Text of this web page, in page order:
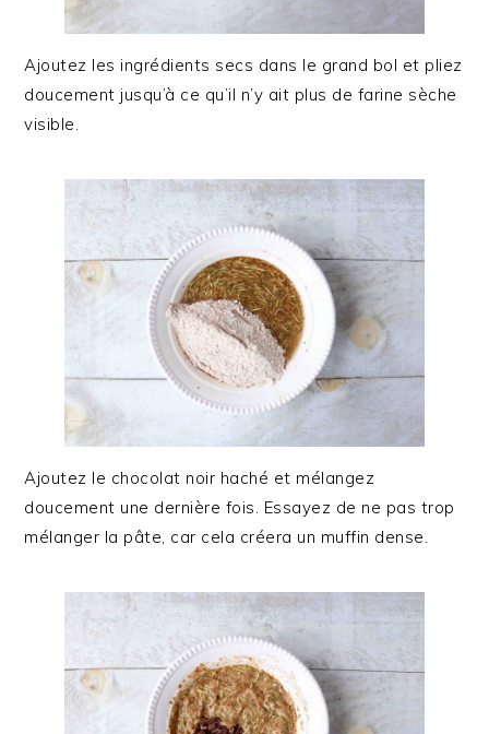
Ajoutez les ingrédients secs dans le grand bol et pliez
doucement jusqu’à ce qu’il n’y ait plus de farine sèche
visible.
Ajoutez le chocolat noir haché et mélangez
doucement une dernière fois. Essayez de ne pas trop
mélanger la pâte, car cela créera un muffin dense.